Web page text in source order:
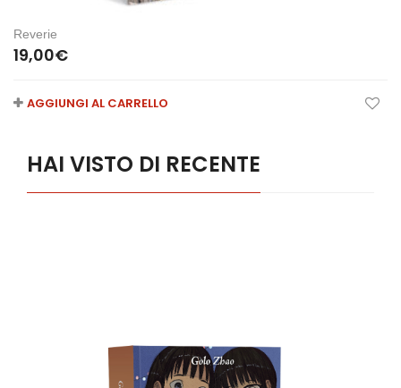
Reverie
19,00€
AGGIUNGI AL CARRELLO
HAI VISTO DI RECENTE